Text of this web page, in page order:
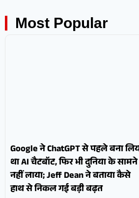
Most Popular
Google ने ChatGPT से पहले बना
था AI चैटबॉट, फिर भी दुनिया के सामने
नहीं लाया; Jeff Dean ने बताया कैसे
हाथ से निकल गई बड़ी बढ़त